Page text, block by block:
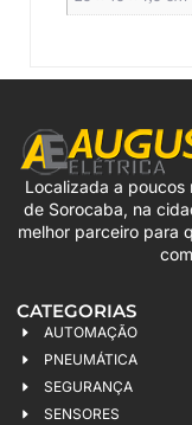
Localizada a
de Sorocaba, na
melhor parceiro para
CATEGORIAS
AUTOMAÇÃO
PNEUMÁTICA
SEGURANÇA
SENSORES